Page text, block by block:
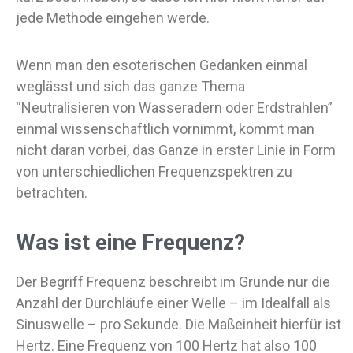
jede Methode eingehen werde.
Wenn man den esoterischen Gedanken einmal
weglässt und sich das ganze Thema
“Neutralisieren von Wasseradern oder Erdstrahlen”
einmal wissenschaftlich vornimmt, kommt man
nicht daran vorbei, das Ganze in erster Linie in Form
von unterschiedlichen Frequenzspektren zu
betrachten.
Was ist eine Frequenz?
Der Begriff Frequenz beschreibt im Grunde nur die
Anzahl der Durchläufe einer Welle – im Idealfall als
Sinuswelle – pro Sekunde. Die Maßeinheit hierfür ist
Hertz. Eine Frequenz von 100 Hertz hat also 100